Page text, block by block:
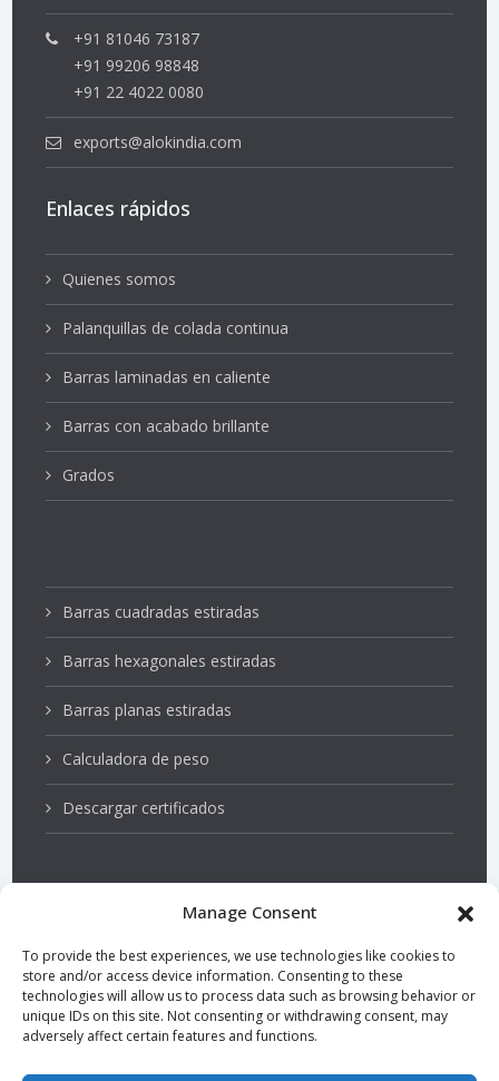
Manage Consent
To provide the best experiences, we use technologies like cookies to
store and/or access device information. Consenting to these
technologies will allow us to process data such as browsing behavior or
unique IDs on this site. Not consenting or withdrawing consent, may
adversely affect certain features and functions.
+91 81046 73187
+91 99206 98848
+91 22 4022 0080
exports@alokindia.com
Enlaces rápidos
Quienes somos
Palanquillas de colada continua
Barras laminadas en caliente
Barras con acabado brillante
Grados
Barras cuadradas estiradas
Barras hexagonales estiradas
Barras planas estiradas
Calculadora de peso
Descargar certificados
Ejes de bombas
Acero endurecido y templado